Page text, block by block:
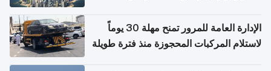
الإدارة العامة للمرور تمنح مهلة 30 يوماً
لاستلام المركبات المحجوزة منذ فترة طويلة